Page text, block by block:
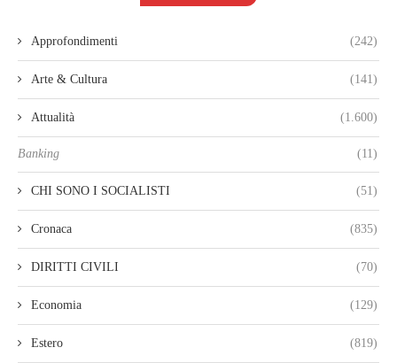
Approfondimenti (242)
Arte & Cultura (141)
Attualità (1.600)
Banking (11)
CHI SONO I SOCIALISTI (51)
Cronaca (835)
DIRITTI CIVILI (70)
Economia (129)
Estero (819)